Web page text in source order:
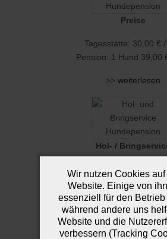
Preise
Tagesstätte: 30,00 € /
Pension: 1 Hund 39,00
>> weiterlesen
Hol- /
Sie haben keine Zeit uns
bringen? Auf Wunsch holen wir
und bringen Ihn wieder
>>weiterlesen
Wir nutzen Cookies
Website. Einige von
essenziell für den Betrieb
während andere uns
Website und die
verbessern (Tracking